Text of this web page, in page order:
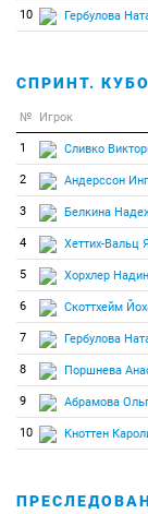
10 Гербулова
СПРИНТ.
№ Игрок
1 Сливко
2 Андерссон
3 Белкина
4 Хеттих-Вальц
5 Хорхлер Надин
6 Скоттхейм
7 Гербулова
8 Поршнева
9 Абрамова
10 Кноттен